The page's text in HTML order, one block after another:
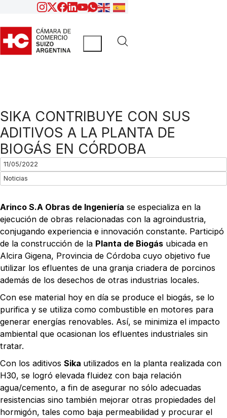
SIKA CONTRIBUYE CON SUS
ADITIVOS A LA PLANTA DE
BIOGÁS EN CÓRDOBA
11/05/2022
Noticias
Arinco S.A Obras de Ingeniería se especializa en la
ejecución de obras relacionadas con la agroindustria,
conjugando experiencia e innovación constante. Participó
de la construcción de la Planta de Biogás ubicada en
Alcira Gigena, Provincia de Córdoba cuyo objetivo fue
utilizar los efluentes de una granja criadera de porcinos
además de los desechos de otras industrias locales.
Con ese material hoy en día se produce el biogás, se lo
purifica y se utiliza como combustible en motores para
generar energías renovables. Así, se minimiza el impacto
ambiental que ocasionan los efluentes industriales sin
tratar.
Con los aditivos Sika utilizados en la planta realizada con
H30, se logró elevada fluidez con baja relación
agua/cemento, a fin de asegurar no sólo adecuadas
resistencias sino también mejorar otras propiedades del
hormigón, tales como baja permeabilidad y procurar el